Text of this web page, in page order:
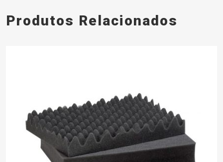
Produtos Relacionados